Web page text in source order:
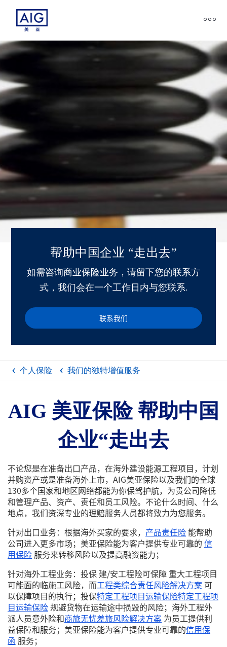
帮助中国企业 “走出去”
如需咨询商业保险业务，请留下您的联系方
式，我们会在一个工作日内与您联系.
联系我们
个人保险 我们的独特增值服务
AIG 美亚保险 帮助中国
企业“走出去
不论您是在准备出口产品，在海外建设能源工程项目，计划
并购资产或是准备海外上市，AIG美亚保险以及我们的全球
130多个国家和地区网络都能为你保驾护航，为贵公司降低
和管理产品、资产、责任和员工风险。不论什么时间、什么
地点，我们资深专业的理赔服务人员都将致力为您服务。
针对出口业务：根据海外买家的要求， 产品责任险 能帮助
公司进入更多市场；美亚保险能为客户提供专业可靠的 信
用保险 服务来转移风险以及提高融资能力；
针对海外工程业务：投保 建/安工程险可保障 重大工程项目
可能面的临施工风险，而工程类综合责任风险解决方案 可
以保障项目的执行；投保特定工程项目运输保险特定工程项
目运输保险规避货物在运输途中损毁的风险；海外工程外
派人员意外险和商旅无忧差旅风险解决方案 为员工提供利
益保障和服务；美亚保险能为客户提供专业可靠的信用保
函 服务；